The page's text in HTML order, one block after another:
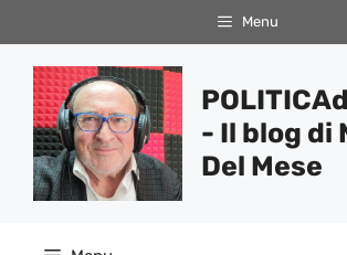
al
contenuto
Menu
- Il blog di
Del Mese